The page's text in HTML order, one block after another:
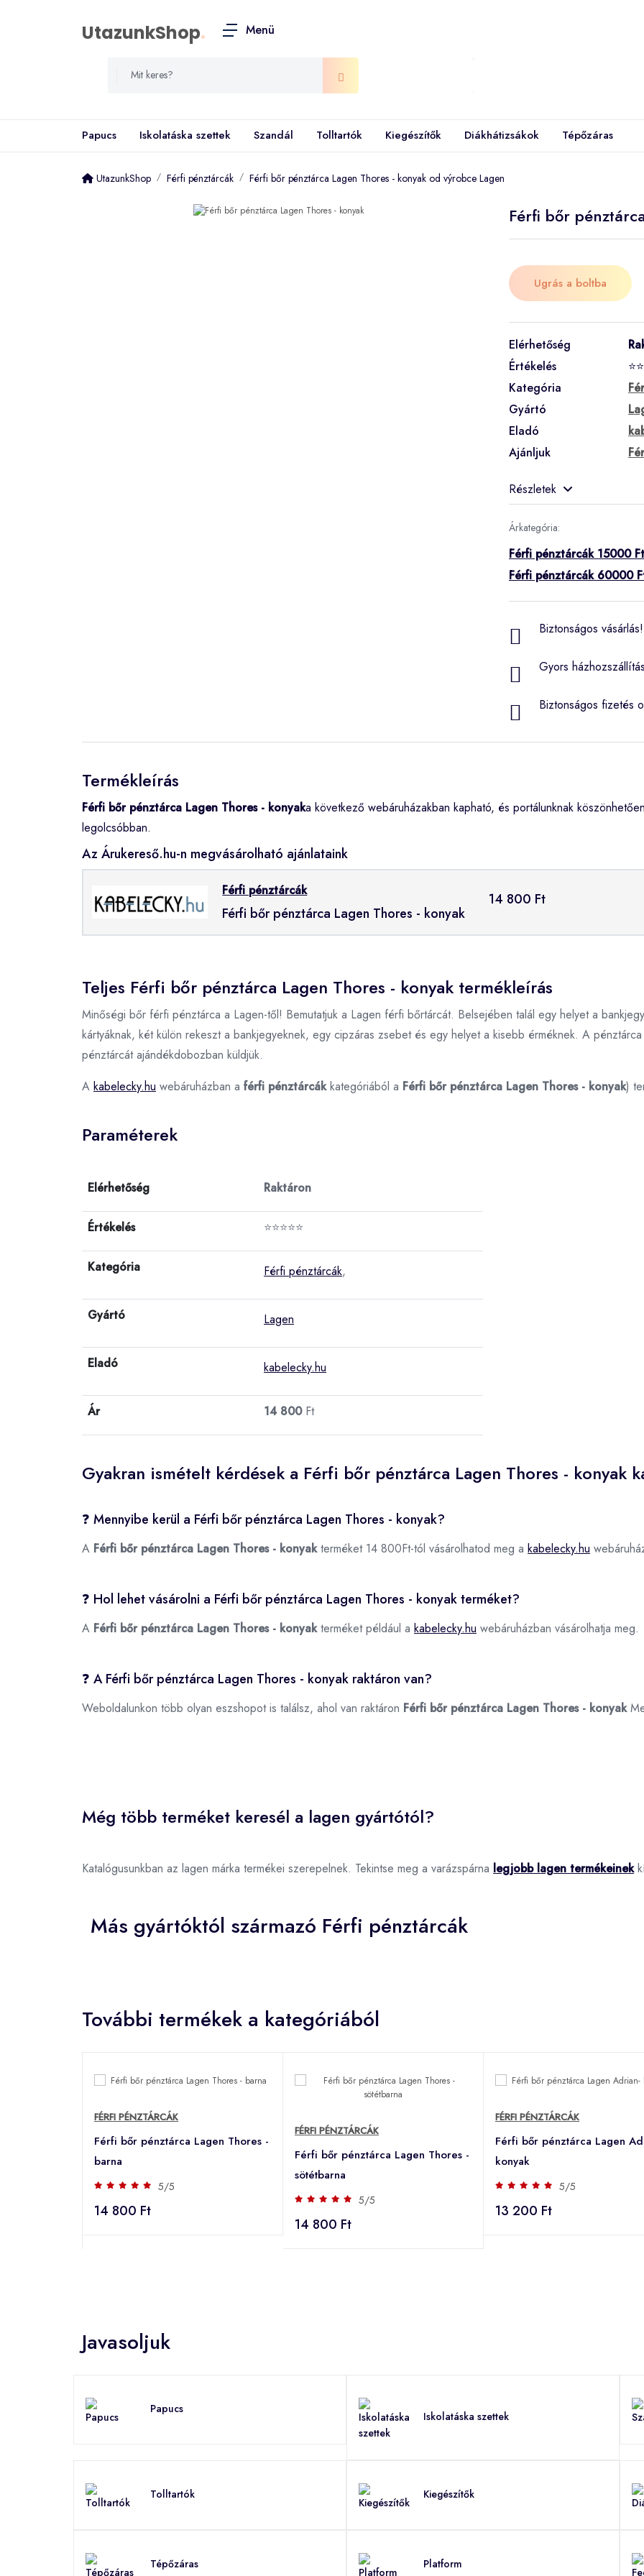
UtazunkShop. Menü
Papucs Iskolatáska szettek Szandál Tolltartók Kiegészítők Diákhátizsákok Tépőzáras
UtazunkShop Férfi pénztárcák Férfi bőr pénztárca Lagen Thores - konyak od výrobce Lagen
Férfi bőr
Ugrás a boltba
Elérhetőség
Értékelés
Kategória
Gyártó
Eladó
Ajánljuk
Részletek
Árkategória:
Férfi pénztárcák 15000
Férfi pénztárcák 60000
Biztonságos
Gyors
Biztonságos fizetés
Termékleírás
Férfi bőr pénztárca Lagen Thores - konyaka következő webáruházakban kapható, és portálunknak
legolcsóbban.
Az Árukereső.hu-n megvásárolható ajánlataink
Férfi pénztárcák
Férfi bőr pénztárca Lagen Thores - konyak
14 800 Ft
Teljes Férfi bőr pénztárca Lagen Thores - konyak termékleírás
Minőségi bőr férfi pénztárca a Lagen-től! Bemutatjuk a Lagen férfi bőrtárcát. Belsejében talál egy helyet a
kártyáknak, két külön rekeszt a bankjegyeknek, egy cipzáras zsebet és egy helyet a kisebb érméknek. A
pénztárcát ajándékdobozban küldjük.
A kabelecky.hu webáruházban a férfi pénztárcákkategóriából a Férfi bőr pénztárca Lagen Thores - konyak)
Paraméterek
Elérhetőség Raktáron
Értékelés ⭐⭐⭐⭐⭐
Kategória Férfi pénztárcák,
Gyártó Lagen
Eladó kabelecky.hu
Ár 14 800Ft
Gyakran ismételt kérdések a Férfi bőr pénztárca Lagen Thores - konyak
❓ Mennyibe kerül a Férfi bőr pénztárca Lagen Thores - konyak?
A Férfi bőr pénztárca Lagen Thores - konyakterméket 14 800Ft-tól vásárolhatod meg a kabelecky.hu
❓ Hol lehet vásárolni a Férfi bőr pénztárca Lagen Thores - konyak terméket?
A Férfi bőr pénztárca Lagen Thores - konyakterméket például a kabelecky.hu webáruházban vásárolhatja meg.
❓ A Férfi bőr pénztárca Lagen Thores - konyak raktáron van?
Weboldalunkon több olyan eszshopot is találsz, ahol van raktáron Férfi bőr pénztárca Lagen Thores - konyak
Még több terméket keresél a lagen gyártótól?
Katalógusunkban az lagen márka termékei szerepelnek. Tekintse meg a varázspárna legjobb lagen termékeinek
Más gyártóktól származó Férfi pénztárcák
További termékek a kategóriából
FÉRFI PÉNZTÁRCÁK
Férfi bőr pénztárca Lagen Thores -
barna
5/5
14 800 Ft
FÉRFI PÉNZTÁRCÁK
Férfi bőr pénztárca Lagen Thores -
sötétbarna
5/5
14 800 Ft
FÉRFI PÉNZTÁRCÁK
Férfi bőr pénztárca Lagen
konyak
5/5
13 200 Ft
Javasoljuk
Papucs
Iskolatáska szettek
Tolltartók Kiegészítők
Tépőzáras
Platform